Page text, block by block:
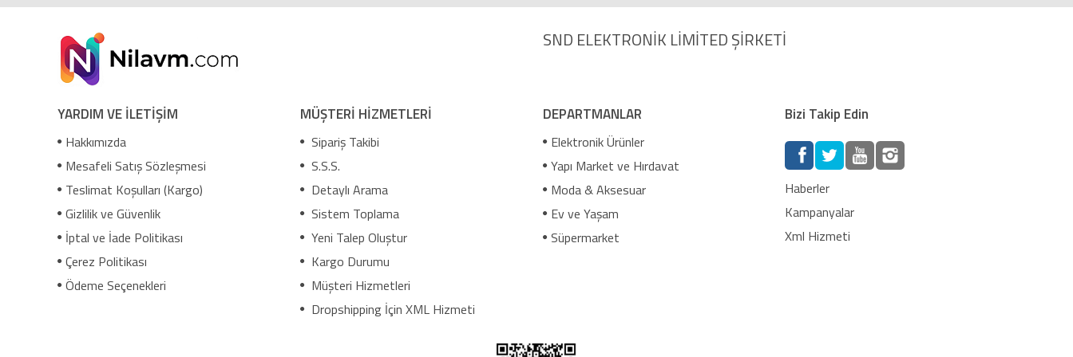
SND ELEKTRONİK LİMİTED ŞİRKETİ
YARDIM VE İLETİŞİM
Hakkımızda
Mesafeli Satış Sözleşmesi
Teslimat Koşulları (Kargo)
Gizlilik ve Güvenlik
İptal ve İade Politikası
Çerez Politikası
Ödeme Seçenekleri
MÜŞTERİ HİZMETLERİ
Sipariş Takibi
S.S.S.
Detaylı Arama
Sistem Toplama
Yeni Talep Oluştur
Kargo Durumu
Müşteri Hizmetleri
Dropshipping İçin XML Hizmeti
DEPARTMANLAR
Elektronik Ürünler
Yapı Market ve Hırdavat
Moda & Aksesuar
Ev ve Yaşam
Süpermarket
Bizi Takip Edin
Haberler
Kampanyalar
Xml Hizmeti